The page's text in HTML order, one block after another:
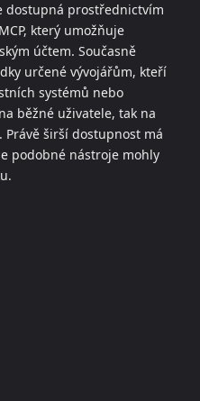
dostupná prostřednictvím
který umožňuje
účtem. Současně
určené vývojářům, kteří
systémů nebo
běžné uživatele, tak na
širší dostupnost má
podobné nástroje mohly